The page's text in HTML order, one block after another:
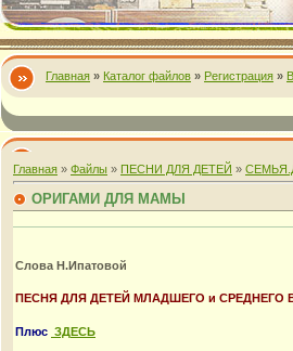
Александра
Комарова
Главная » Каталог файлов » Регистрация »
Главная » Файлы » ПЕСНИ ДЛЯ ДЕТЕЙ »
ОРИГАМИ ДЛЯ МАМЫ
Слова Н.Ипатовой
ПЕСНЯ ДЛЯ ДЕТЕЙ МЛАДШЕГО и СРЕДНЕГО
Плюс ЗДЕСЬ